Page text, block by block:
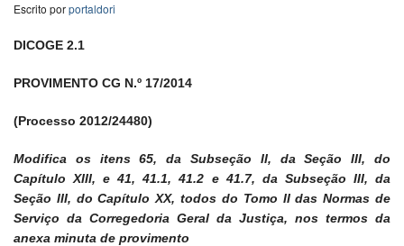
Escrito porportaldori
DICOGE 2.1
PROVIMENTO CG N.º 17/2014
(Processo 2012/24480)
Modifica os itens 65, da Subseção II, da Seção III, do
Capítulo XIII, e 41, 41.1, 41.2 e 41.7, da Subseção III, da
Seção III, do Capítulo XX, todos do Tomo II das Normas de
Serviço da Corregedoria Geral da Justiça, nos termos da
anexa minuta de provimento